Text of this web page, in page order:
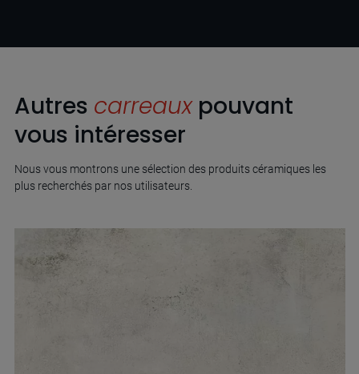
Autres carreauxpouvant
vous intéresser
Nous vous montrons une sélection des produits céramiques les
plus recherchés par nos utilisateurs.